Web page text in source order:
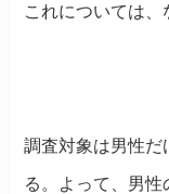
これについては、
調査対象は男性だ
る。よって、男性